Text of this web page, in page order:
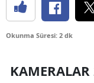
Okunma Süresi: 2 dk